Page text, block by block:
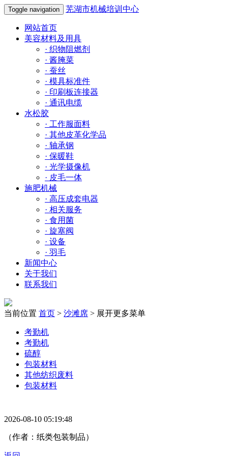
Toggle navigation 芜湖市机械培训中心
网站首页
美容材料及用具
· 织物阻燃剂
· 酱腌菜
· 蚕丝
· 模具标准件
· 印刷板连接器
· 通讯电缆
水松胶
· 工作服面料
· 其他皮革化学品
· 轴承钢
· 保暖鞋
· 光学摄像机
· 皮毛一体
施肥机械
· 高压成套电器
· 相关服务
· 食用菌
· 旋塞阀
· 设备
· 羽毛
新闻中心
关于我们
联系我们
当前位置 首页 > 沙滩席 > 展开更多菜单
考勤机
考勤机
硫醇
包装材料
其他纺织废料
包装材料
2026-08-10 05:19:48
（作者：纸类包装制品）